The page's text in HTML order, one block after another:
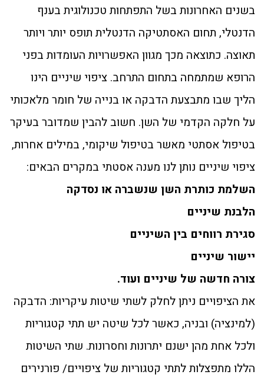
בשנים האחרונות בשל התפתחות טכנולוגית בענף
הדנטלי, תחום האסתטיקה הדנטלית תופס יותר ויותר
תאוצה. כתוצאה מכך מגוון האפשרויות העומדות בפני
הרופא שמתמחה בתחום התרחב. ציפוי שיניים הינו
הליך שבו מתבצעת הדבקה או בנייה של חומר מלאכותי
על חלקה הקדמי של השן. חשוב להבין שמדובר בעיקר
בטיפול אסתטי מאשר בטיפול שיקומי, במילים אחרות,
ציפוי שיניים נותן לנו מענה אסטתי במקרים הבאים:
השלמת כותרת השן שנשברה או נסדקה
הלבנת שיניים
סגירת רווחים בין השיניים
יישור שיניים
צורה חדשה של שיניים ועוד.
את הציפויים ניתן לחלק לשתי שיטות עיקריות: הדבקה
(למינציה) ובניה, כאשר לכל שיטה יש תתי קטגוריות
ולכל אחת מהן ישנם יתרונות וחסרונות. שתי השיטות
הללו מתפצלות לתתי קטגוריות של ציפויים/ פורנירים